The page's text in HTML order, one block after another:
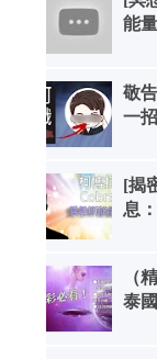
能量
敬
一
[揭
息
（
泰